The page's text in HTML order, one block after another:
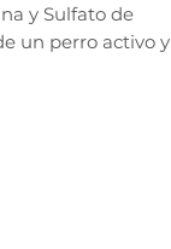
y Sulfato de
un perro activo y